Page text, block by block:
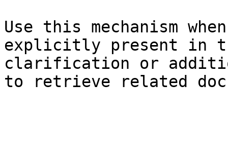
Use this mechanism
explicitly present in
clarification or